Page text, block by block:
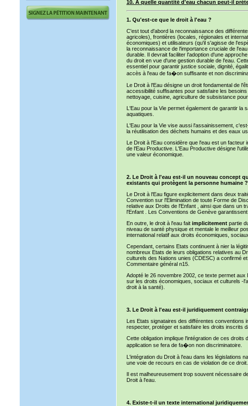
10. A quelle quantité d'eau chacun peut-il
1. Qu'est-ce que le droit à l'eau ?
C'est tout d'abord la reconnaissance des
agricoles), frontières (locales, régionales et
économiques) et utilisateurs (qu'il s'agisse de
la reconnaissance de l'importance cruciale de
durable. Il devrait faciliter l'adoption d'une
du droit en vue d'une gestion durable de l'eau.
essentiel pour garantir justice sociale, dignité,
accès à l'eau de fa�on suffisante et non
Le Droit à l'Eau désigne un droit fondamental de
accessibilité suffisantes pour satisfaire les
nettoyage, cuisine, agriculture de subsistance
L'Eau pour la Vie permet également de garantir
aquatiques.
L'Eau pour la Vie vise aussi l'assainissement,
la réutilisation des déchets humains et des eaux
Le Droit à l'Eau considère que l'eau est un facteur
de l'Eau Productive. L'Eau Productive désigne
une valeur économique.
2. Le Droit à l'eau est-il un nouveau concept
existants qui protègent la personne humaine ?
Le Droit à l'Eau figure explicitement dans deux
Convention sur l'Elimination de toute Forme de
relative aux Droits de l'Enfant , ainsi que dans un
l'Enfant . Les Conventions de Genève
En outre, le droit à l'eau fait implicitement partie
niveau de santé physique et mentale le meilleur
international relatif aux droits économiques,
Cependant, certains Etats continuent à nier la
nombreux Etats de leurs obligations relatives au
culturels des Nations unies (CDESC) a confirmé
Commentaire général n15.
Adopté le 26 novembre 2002, ce texte permet
sur les droits économiques, sociaux et culturels -
droit à la santé).
3. Le Droit à l'eau est-il juridiquement
Les Etats signataires des différentes conventions
respecter, protéger et satisfaire les droits inscrits
Cette obligation implique l'intégration de ces
application se fera de fa�on non discriminatoire.
L'intégration du Droit à l'eau dans les législations
une voie de recours en cas de violation de ce droit.
Il est malheureusement trop souvent nécessaire
Droit à l'eau.
4. Existe-t-il un texte international